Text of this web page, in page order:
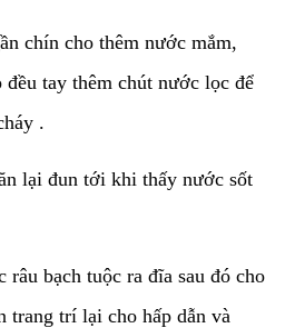
chín cho thêm nước mắm,
tay thêm chút nước lọc để
.
lại đun tới khi thấy nước sốt
râu bạch tuộc ra đĩa sau đó cho
trang trí lại cho hấp dẫn và